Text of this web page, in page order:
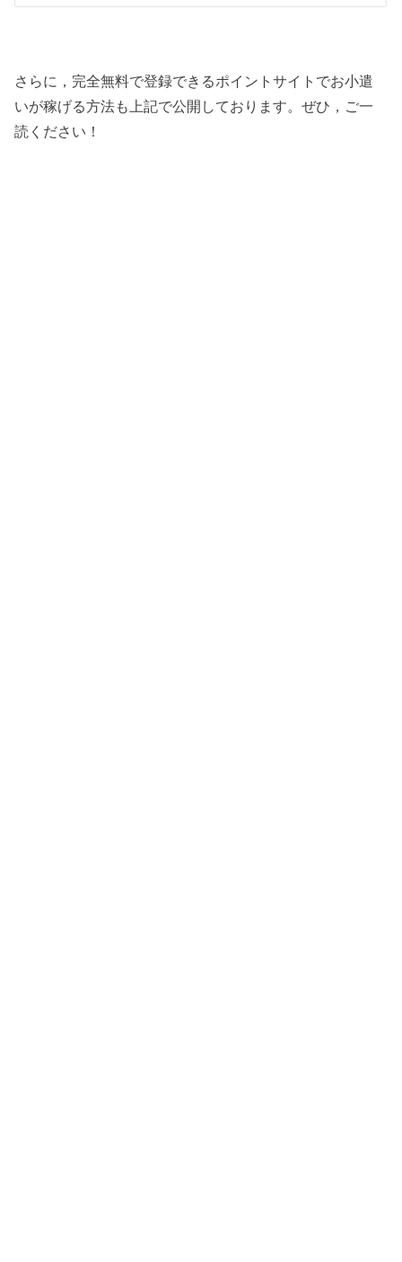
さらに，完全無料で登録できるポイントサイトでお小遣
いが稼げる方法も上記で公開しております。ぜひ，ご一
読ください！